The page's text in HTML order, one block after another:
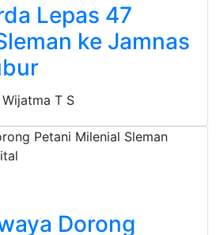
Lepas 47
ke Jamnas
Wijatma T S
Dorong